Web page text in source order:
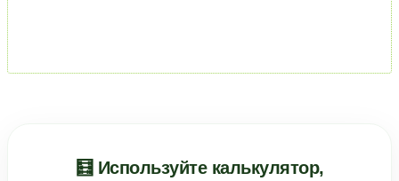
🧮 Используйте калькулятор,